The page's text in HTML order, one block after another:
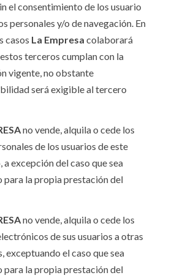
el consentimiento de los usuario
personales y/o de navegación. En
casos La Empresa colaborará
terceros cumplan con la
vigente, no obstante
será exigible al tercero
no vende, alquila o cede los
de los usuarios de este
excepción del caso que sea
para la propia prestación del
no vende, alquila o cede los
de sus usuarios a otras
exceptuando el caso que sea
para la propia prestación del